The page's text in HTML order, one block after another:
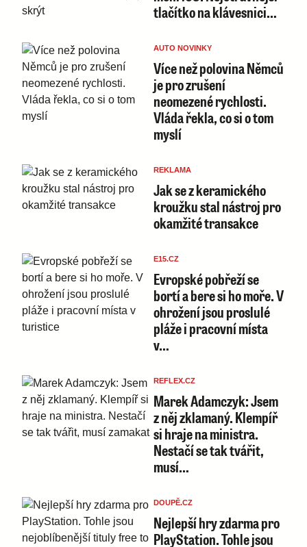
tlačítko na klávesnici…
AUTO NOVINKY
Více než polovina Němců
je pro zrušení
neomezené rychlosti.
Vláda řekla, co si o tom
myslí
REKLAMA
Jak se z keramického
kroužku stal nástroj pro
okamžité transakce
E15.CZ
Evropské pobřeží se
bortí a bere si ho moře. V
ohrožení jsou proslulé
pláže i pracovní místa
v…
REFLEX.CZ
Marek Adamczyk: Jsem
z něj zklamaný. Klempíř
si hraje na ministra.
Nestačí se tak tvářit,
musí…
DOUPĚ.CZ
Nejlepší hry zdarma pro
PlayStation. Tohle jsou